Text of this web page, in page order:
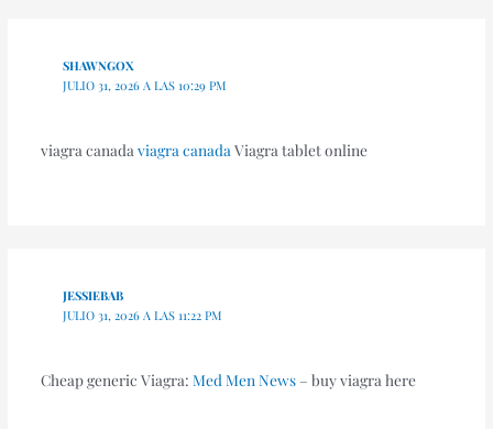
SHAWNGOX
JULIO 31, 2026 A LAS 10:29 PM
viagra canada viagra canada Viagra tablet online
JESSIEBAB
JULIO 31, 2026 A LAS 11:22 PM
Cheap generic Viagra: Med Men News– buy viagra here